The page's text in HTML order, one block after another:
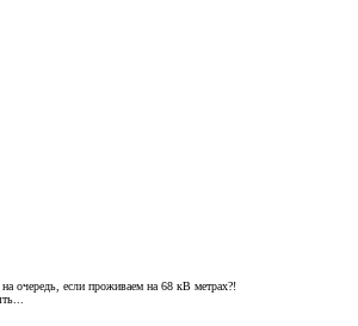
очередь, если проживаем на 68 кВ метрах?!